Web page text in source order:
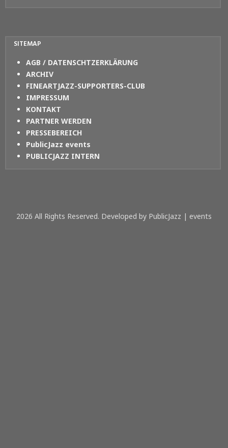
SITEMAP
AGB / DATENSCHTZERKLÄRUNG
ARCHIV
FINEARTJAZZ-SUPPORTERS-CLUB
IMPRESSUM
KONTAKT
PARTNER WERDEN
PRESSEBEREICH
PublicJazz events
PUBLICJAZZ INTERN
2026 All Rights Reserved. Developed by PublicJazz | events